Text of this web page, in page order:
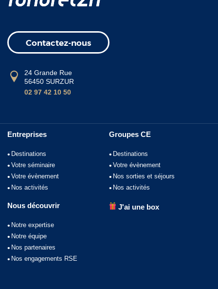
Contactez-nous
24 Grande Rue
56450 SURZUR
02 97 42 10 50
Entreprises
Destinations
Votre séminaire
Votre évènement
Nos activités
Groupes CE
Destinations
Votre évènement
Nos sorties et séjours
Nos activités
Nous découvrir
Notre expertise
Notre équipe
Nos partenaires
Nos engagements RSE
J'ai une box